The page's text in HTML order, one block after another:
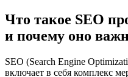
Что такое SEO
и почему оно
SEO (Search Engine
включает в себя комплекс